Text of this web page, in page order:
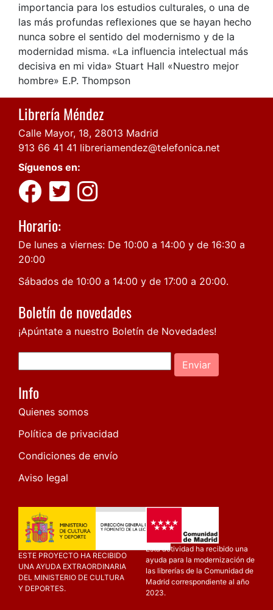
importancia para los estudios culturales, o una de
las más profundas reflexiones que se hayan hecho
nunca sobre el sentido del modernismo y de la
modernidad misma. «La influencia intelectual más
decisiva en mi vida» Stuart Hall «Nuestro mejor
hombre» E.P. Thompson
Librería Méndez
Calle Mayor, 18, 28013 Madrid
913 66 41 41 libreriamendez@telefonica.net
Síguenos en:
Horario:
De lunes a viernes: De 10:00 a 14:00 y de 16:30 a
20:00
Sábados de 10:00 a 14:00 y de 17:00 a 20:00.
Boletín de novedades
¡Apúntate a nuestro Boletín de Novedades!
Enviar
Info
Quienes somos
Política de privacidad
Condiciones de envío
Aviso legal
ESTE PROYECTO HA RECIBIDO
UNA AYUDA EXTRAORDINARIA
DEL MINISTERIO DE CULTURA
Y DEPORTES.
Esta actividad ha recibido una
ayuda para la modernización de
las librerías de la Comunidad de
Madrid correspondiente al año
2023.